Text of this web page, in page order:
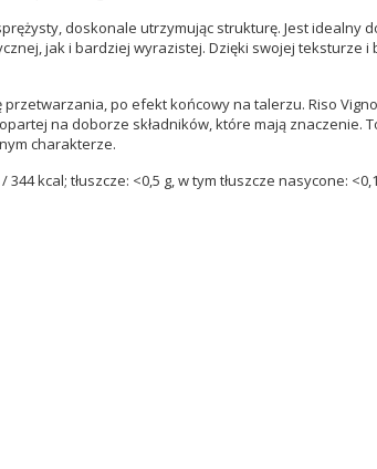
doskonale utrzymując strukturę. Jest
jak i bardziej wyrazistej. Dzięki swojej teksturze
po efekt końcowy na talerzu. Riso
na doborze składników, które mają znaczenie.
charakterze.
kcal; tłuszcze: <0,5 g, w tym tłuszcze nasycone: